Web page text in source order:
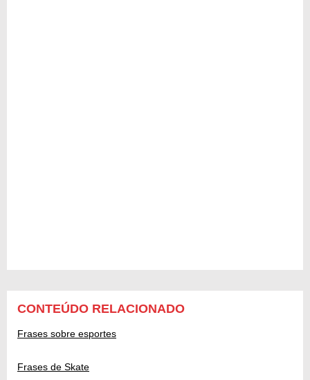
CONTEÚDO RELACIONADO
Frases sobre esportes
Frases de Skate